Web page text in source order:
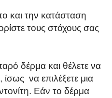
και την κατάσταση
τους στόχους σας
δέρμα και θέλετε να
ίσως να επιλέξετε μια
Εάν το δέρμα